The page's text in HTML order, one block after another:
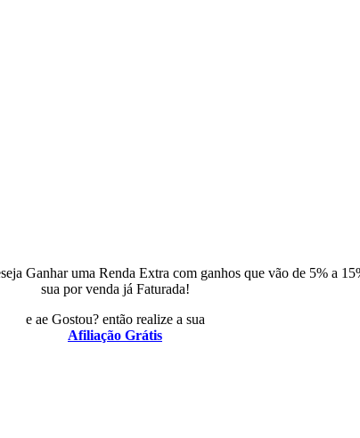
Ganhar uma Renda Extra com ganhos que vão de 5% a
sua por venda já Faturada!
e ae Gostou? então realize a sua
Afiliação Grátis